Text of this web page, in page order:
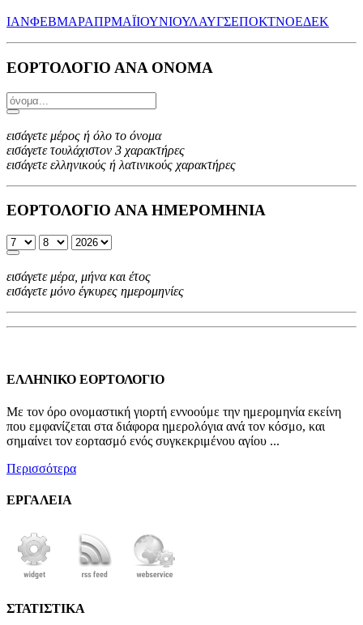
ΙΑΝΦΕΒΜΑΡΑΠΡΜΑΪΙΟΥΝΙΟΥΛΑΥΓΣΕΠΟΚΤΝΟΕΔΕΚ
ΕΟΡΤΟΛΟΓΙΟ ΑΝΑ ΟΝΟΜΑ
εισάγετε μέρος ή όλο το όνομα
εισάγετε τουλάχιστον 3 χαρακτήρες
εισάγετε ελληνικούς ή λατινικούς χαρακτήρες
ΕΟΡΤΟΛΟΓΙΟ ΑΝΑ ΗΜΕΡΟΜΗΝΙΑ
εισάγετε μέρα, μήνα και έτος
εισάγετε μόνο έγκυρες ημερομηνίες
ΕΛΛΗΝΙΚΟ ΕΟΡΤΟΛΟΓΙΟ
Με τον όρο ονομαστική γιορτή εννοούμε την ημερομηνία εκείνη
που εμφανίζεται στα διάφορα ημερολόγια ανά τον κόσμο, και
σημαίνει τον εορτασμό ενός συγκεκριμένου αγίου ...
Περισσότερα
ΕΡΓΑΛΕΙΑ
ΣΤΑΤΙΣΤΙΚΑ